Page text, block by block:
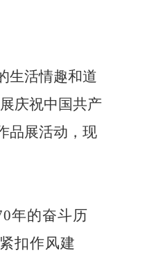
生活情趣和道
展庆祝中国共产
品展活动，现
年的奋斗历
扣作风建